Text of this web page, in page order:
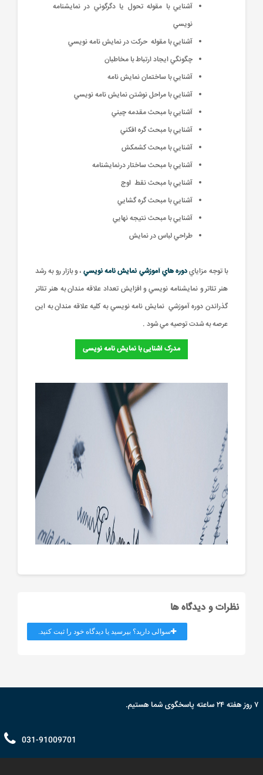
آشنايي با مقوله تحول يا دگرگوني در نمايشنامه
نويسي
آشنايي با مقوله حرکت در نمايش نامه نويسي
چگونگي ايجاد ارتباط با مخاطبان
آشنايي با ساختمان نمايش نامه
آشنايي با مراحل نوشتن نمايش نامه نويسي
آشنايي با مبحث مقدمه چيني
آشنايي با مبحث گره افکني
آشنايي با مبحث کشمکش
آشنايي با مبحث ساختار درنمايشنامه
آشنايي با مبحث نقط اوج
آشنايي با مبحث گره گشايي
آشنايي با مبحث نتيجه نهايي
طراحي لباس در نمايش
با توجه مزايايدوره هاي آموزشي نمايش نامه نويسي ، و بازار رو به رشد
هنر تئاتر و نمايشنامه نويسي و افزايش تعداد علاقه مندان به هنر تئاتر
گذراندن دوره آموزشي نمايش نامه نويسي به کليه علاقه مندان به اين
عرصه به شدت توصيه مي شود .
مدرک آشنایی با نمایش نامه نویسی
نظرات و دیدگاه ها
سوالی دارید؟ بپرسید یا دیدگاه خود را ثبت کنید.
۷ روز هفته ۲۴ ساعته پاسخگوی شما هستیم.
031-91009701